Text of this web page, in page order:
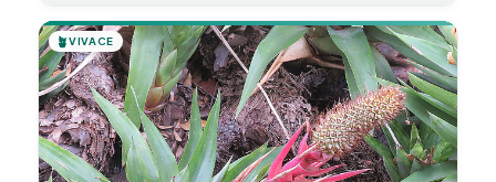
🪴VIVACE